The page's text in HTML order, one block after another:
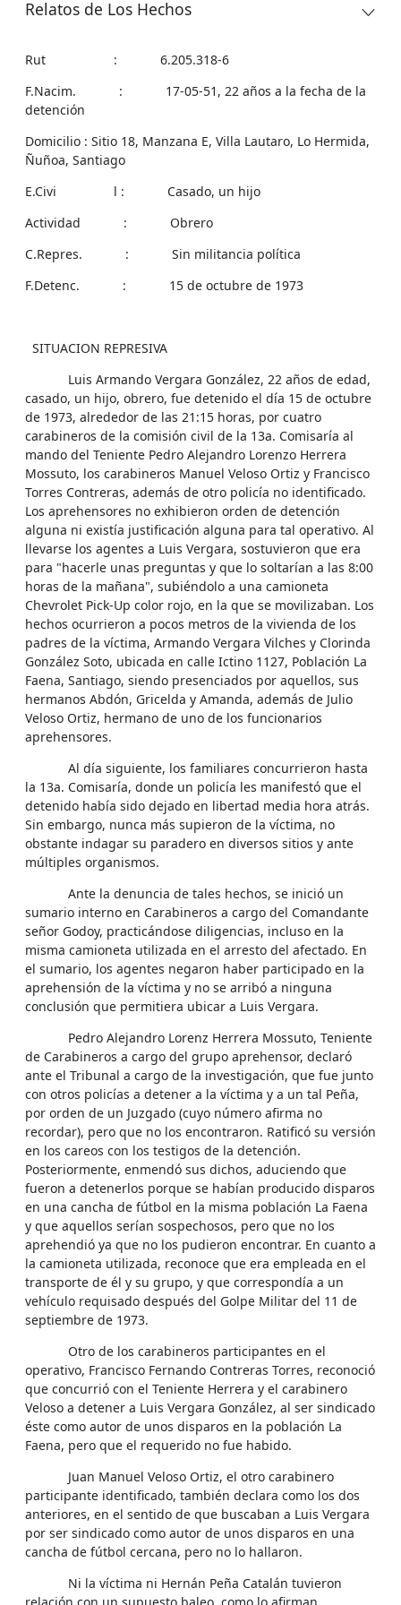
Relatos de Los Hechos
Rut : 6.205.318-6
F.Nacim. : 17-05-51, 22 años a la fecha de la
detención
Domicilio : Sitio 18, Manzana E, Villa Lautaro, Lo Hermida,
Ñuñoa, Santiago
E.Civi l : Casado, un hijo
Actividad : Obrero
C.Repres. : Sin militancia política
F.Detenc. : 15 de octubre de 1973
SITUACION REPRESIVA
Luis Armando Vergara González, 22 años de edad,
casado, un hijo, obrero, fue detenido el día 15 de octubre
de 1973, alrededor de las 21:15 horas, por cuatro
carabineros de la comisión civil de la 13a. Comisaría al
mando del Teniente Pedro Alejandro Lorenzo Herrera
Mossuto, los carabineros Manuel Veloso Ortiz y Francisco
Torres Contreras, además de otro policía no identificado.
Los aprehensores no exhibieron orden de detención
alguna ni existía justificación alguna para tal operativo. Al
llevarse los agentes a Luis Vergara, sostuvieron que era
para "hacerle unas preguntas y que lo soltarían a las 8:00
horas de la mañana", subiéndolo a una camioneta
Chevrolet Pick-Up color rojo, en la que se movilizaban. Los
hechos ocurrieron a pocos metros de la vivienda de los
padres de la víctima, Armando Vergara Vilches y Clorinda
González Soto, ubicada en calle Ictino 1127, Población La
Faena, Santiago, siendo presenciados por aquellos, sus
hermanos Abdón, Gricelda y Amanda, además de Julio
Veloso Ortiz, hermano de uno de los funcionarios
aprehensores.
Al día siguiente, los familiares concurrieron hasta
la 13a. Comisaría, donde un policía les manifestó que el
detenido había sido dejado en libertad media hora atrás.
Sin embargo, nunca más supieron de la víctima, no
obstante indagar su paradero en diversos sitios y ante
múltiples organismos.
Ante la denuncia de tales hechos, se inició un
sumario interno en Carabineros a cargo del Comandante
señor Godoy, practicándose diligencias, incluso en la
misma camioneta utilizada en el arresto del afectado. En
el sumario, los agentes negaron haber participado en la
aprehensión de la víctima y no se arribó a ninguna
conclusión que permitiera ubicar a Luis Vergara.
Pedro Alejandro Lorenz Herrera Mossuto, Teniente
de Carabineros a cargo del grupo aprehensor, declaró
ante el Tribunal a cargo de la investigación, que fue junto
con otros policías a detener a la víctima y a un tal Peña,
por orden de un Juzgado (cuyo número afirma no
recordar), pero que no los encontraron. Ratificó su versión
en los careos con los testigos de la detención.
Posteriormente, enmendó sus dichos, aduciendo que
fueron a detenerlos porque se habían producido disparos
en una cancha de fútbol en la misma población La Faena
y que aquellos serían sospechosos, pero que no los
aprehendió ya que no los pudieron encontrar. En cuanto a
la camioneta utilizada, reconoce que era empleada en el
transporte de él y su grupo, y que correspondía a un
vehículo requisado después del Golpe Militar del 11 de
septiembre de 1973.
Otro de los carabineros participantes en el
operativo, Francisco Fernando Contreras Torres, reconoció
que concurrió con el Teniente Herrera y el carabinero
Veloso a detener a Luis Vergara González, al ser sindicado
éste como autor de unos disparos en la población La
Faena, pero que el requerido no fue habido.
Juan Manuel Veloso Ortiz, el otro carabinero
participante identificado, también declara como los dos
anteriores, en el sentido de que buscaban a Luis Vergara
por ser sindicado como autor de unos disparos en una
cancha de fútbol cercana, pero no lo hallaron.
Ni la víctima ni Hernán Peña Catalán tuvieron